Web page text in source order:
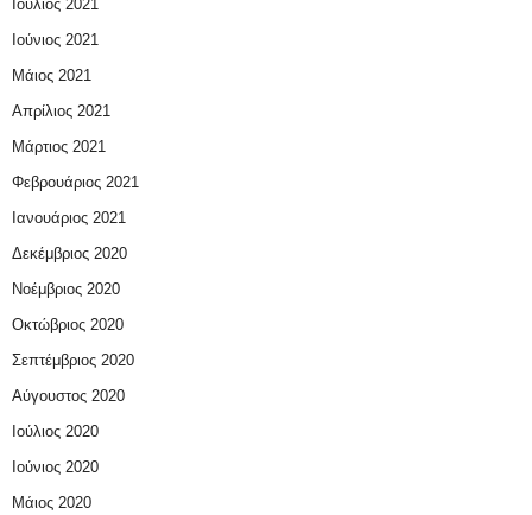
Ιούλιος 2021
Ιούνιος 2021
Μάιος 2021
Απρίλιος 2021
Μάρτιος 2021
Φεβρουάριος 2021
Ιανουάριος 2021
Δεκέμβριος 2020
Νοέμβριος 2020
Οκτώβριος 2020
Σεπτέμβριος 2020
Αύγουστος 2020
Ιούλιος 2020
Ιούνιος 2020
Μάιος 2020